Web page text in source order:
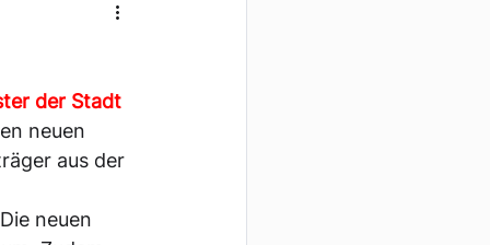
der Stadt
neuen
aus der
neuen